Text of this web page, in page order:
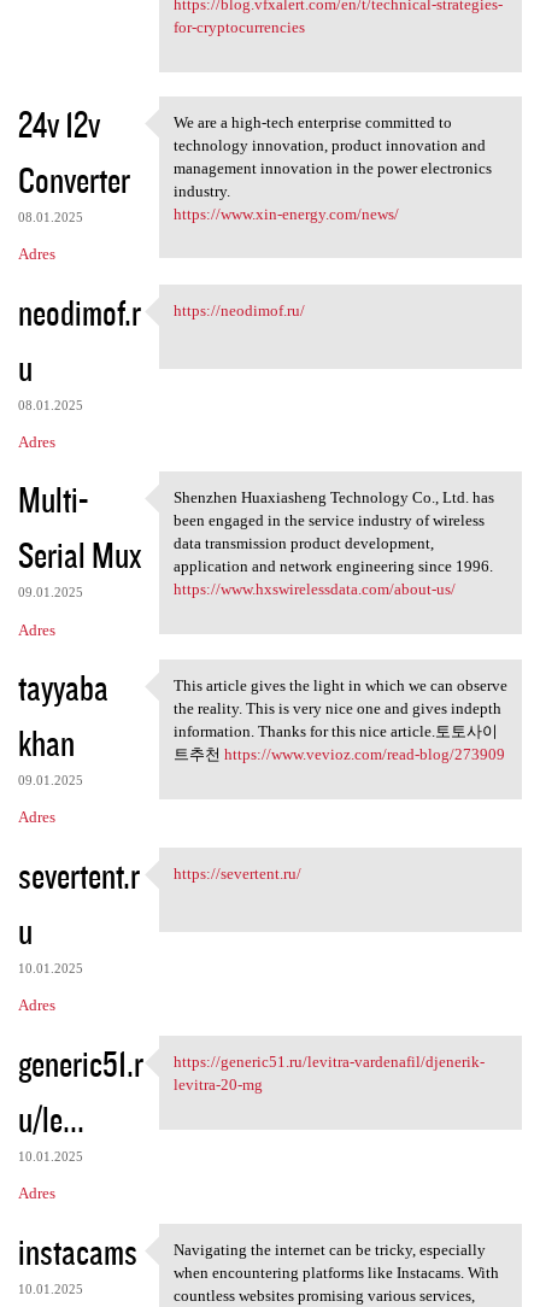
https://blog.vfxalert.com/en/t/technical-strategies-
for-cryptocurrencies
24v 12v
Converter
08.01.2025
Adres
We are a high-tech enterprise
We are a high-tech enterprise committed to
technology innovation, product innovation and
management innovation in the power electronics
industry.
https://www.xin-energy.com/news/
neodimof.r
u
08.01.2025
Adres
https://neodimof.ru/
https://neodimof.ru/
Multi-
Serial Mux
09.01.2025
Adres
Shenzhen Huaxiasheng
Shenzhen Huaxiasheng Technology Co., Ltd. has
been engaged in the service industry of wireless
data transmission product development,
application and network engineering since 1996.
https://www.hxswirelessdata.com/about-us/
tayyaba
khan
09.01.2025
Adres
This article gives the light
This article gives the light in which we can observe
the reality. This is very nice one and gives indepth
information. Thanks for this nice article.토토사이
트추천 https://www.vevioz.com/read-blog/273909
severtent.r
u
10.01.2025
Adres
https://severtent.ru/
https://severtent.ru/
generic51.r
u/le...
10.01.2025
Adres
https://generic51.ru/levitra
https://generic51.ru/levitra-vardenafil/djenerik-
levitra-20-mg
instacams
10.01.2025
Navigating the internet can
Navigating the internet can be tricky, especially
when encountering platforms like Instacams. With
countless websites promising various services,